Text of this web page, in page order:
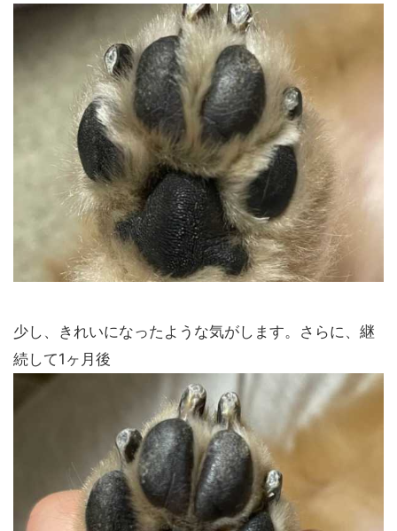
少し、きれいになったような気がします。さらに、継
続して1ヶ月後